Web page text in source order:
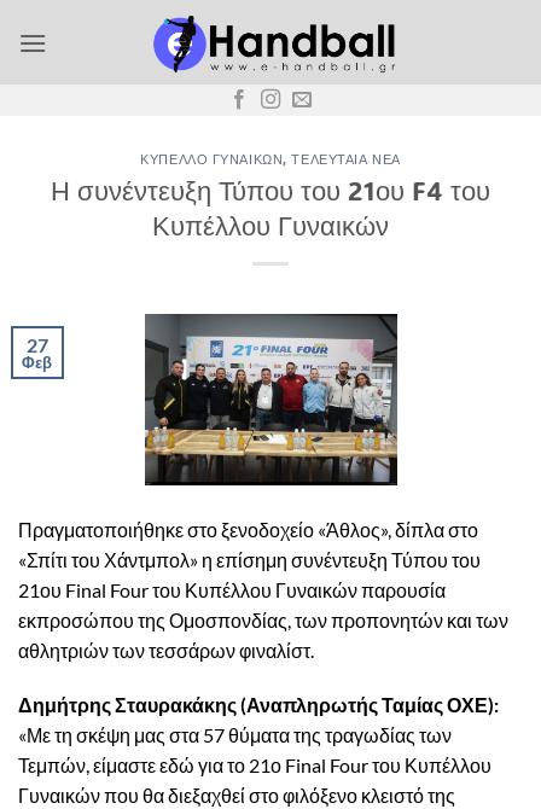
στο
ΚΎΠΕΛΛΟ ΓΥΝΑΙΚΏΝ,ΤΕΛΕΥΤΑΊΑ ΝΈΑ
Η συνέντευξη Τύπου του 21ου F4 του
Κυπέλλου Γυναικών
27
Φεβ
Πραγματοποιήθηκε στο ξενοδοχείο «Άθλος», δίπλα στο
«Σπίτι του Χάντμπολ» η επίσημη συνέντευξη Τύπου του
21ου Final Four του Κυπέλλου Γυναικών παρουσία
εκπροσώπου της Ομοσπονδίας, των προπονητών και των
αθλητριών των τεσσάρων φιναλίστ.
Δημήτρης Σταυρακάκης (Αναπληρωτής Ταμίας ΟΧΕ):
«Με τη σκέψη μας στα 57 θύματα της τραγωδίας των
Τεμπών, είμαστε εδώ για το 21ο Final Four του Κυπέλλου
Γυναικών που θα διεξαχθεί στο φιλόξενο κλειστό της